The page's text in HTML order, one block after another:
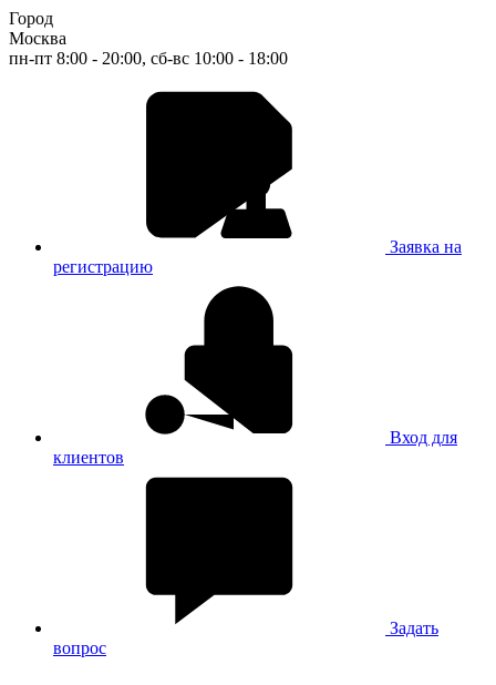
Город
Москва
пн-пт 8:00 - 20:00, сб-вс 10:00 - 18:00
Заявка на
регистрацию
Вход для
клиентов
Задать
вопрос